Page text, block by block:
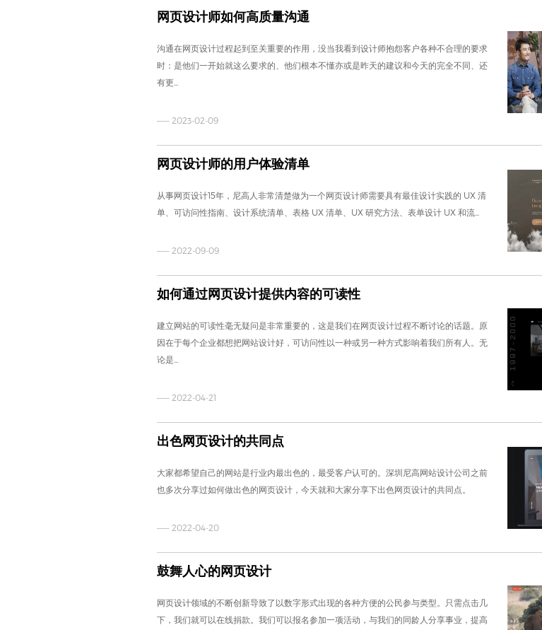
网页设计师如何高质量沟通
沟通在网页设计过程起到至关重要的作用，没当我看到设计师抱怨客户各种不合理的要求
时：是他们一开始就这么要求的、他们根本不懂亦或是昨天的建议和今天的完全不同、还
有更...
—— 2023-02-09
网页设计师的用户体验清单
从事网页设计15年，尼高人非常清楚做为一个网页设计师需要具有最佳设计实践的 UX 清
单、可访问性指南、设计系统清单、表格 UX 清单、UX 研究方法、表单设计 UX 和流...
—— 2022-09-09
如何通过网页设计提供内容的可读性
建立网站的可读性毫无疑问是非常重要的，这是我们在网页设计过程不断讨论的话题。原
因在于每个企业都想把网站设计好，可访问性以一种或另一种方式影响着我们所有人。无
论是...
—— 2022-04-21
出色网页设计的共同点
大家都希望自己的网站是行业内最出色的，最受客户认可的。深圳尼高网站设计公司之前
也多次分享过如何做出色的网页设计，今天就和大家分享下出色网页设计的共同点。
—— 2022-04-20
鼓舞人心的网页设计
网页设计领域的不断创新导致了以数字形式出现的各种方便的公民参与类型。只需点击几
下，我们就可以在线捐款。我们可以报名参加一项活动，与我们的同龄人分享事业，提高